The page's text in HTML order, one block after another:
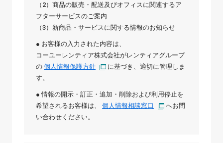
（2）商品の販売・配送及びオフィスに関連するア
フターサービスのご案内
（3）新商品・サービスに関する情報のお知らせ
● お客様の入力された内容は、
コーユーレンティア株式会社がレンティアグループ
の 個人情報保護方針
に基づき、適切に管理しま
す。
● 情報の開示・訂正・追加・削除および利用停止を
希望されるお客様は、 個人情報相談窓口
へお問
い合わせください。